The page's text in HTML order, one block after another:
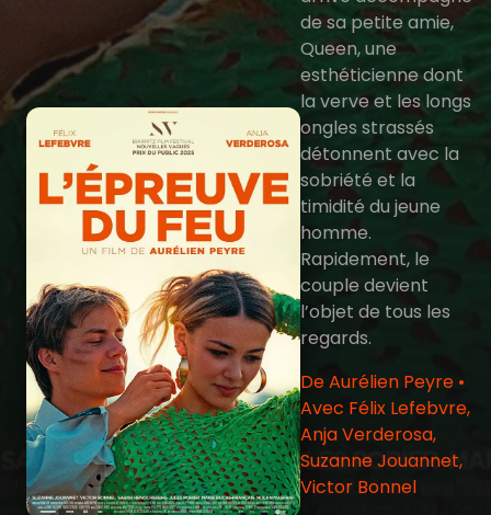
de sa petite amie,
Queen, une
esthéticienne dont
la verve et les longs
ongles strassés
détonnent avec la
sobriété et la
timidité du jeune
homme.
Rapidement, le
couple devient
l’objet de tous les
regards.
De Aurélien Peyre •
Avec Félix Lefebvre,
Anja Verderosa,
Suzanne Jouannet,
Victor Bonnel